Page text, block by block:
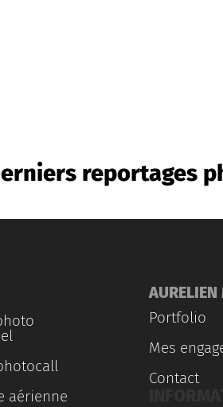
reportages
aérienne
AURELIEN
Portfolio
Mes
Contact